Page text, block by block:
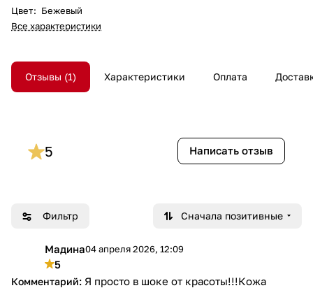
Цвет: Бежевый
Все характеристики
Отзывы 1 Характеристики Оплата
Фильтр Сначала позитивные
Мадина04 апреля 2026, 12:09
5
Я просто в шоке от красоты!!!Кожа
5 Написать отзыв